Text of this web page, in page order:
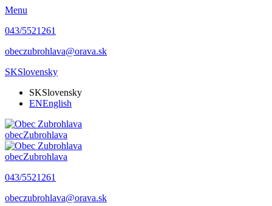
Menu
043/5521261
obeczubrohlava@orava.sk
SKSlovensky
SKSlovensky
ENEnglish
obecZubrohlava
obecZubrohlava
043/5521261
obeczubrohlava@orava.sk